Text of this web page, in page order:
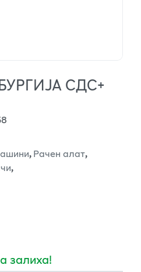
СДС+
,Рачен алат,
,
залиха!